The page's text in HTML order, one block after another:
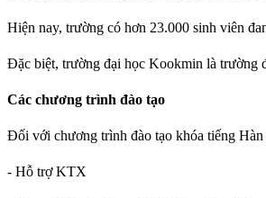
Hiện nay, trường có hơn 23.000 sinh viên
Đặc biệt, trường đại học Kookmin là trường
Các chương trình đào tạo
Đối với chương trình đào tạo khóa tiếng
- Hỗ trợ KTX